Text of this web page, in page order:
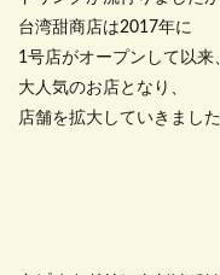
台湾甜商店は2017年に
1号店がオープンして以来
大人気のお店となり、
店舗を拡大していきました